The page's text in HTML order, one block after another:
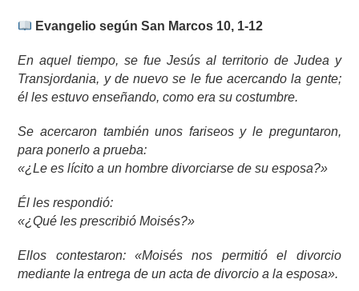
Evangelio según San Marcos 10, 1-12
En aquel tiempo, se fue Jesús al territorio de Judea y
Transjordania, y de nuevo se le fue acercando la gente;
él les estuvo enseñando, como era su costumbre.
Se acercaron también unos fariseos y le preguntaron,
para ponerlo a prueba:
«¿Le es lícito a un hombre divorciarse de su esposa?»
Él les respondió:
«¿Qué les prescribió Moisés?»
Ellos contestaron: «Moisés nos permitió el divorcio
mediante la entrega de un acta de divorcio a la esposa».